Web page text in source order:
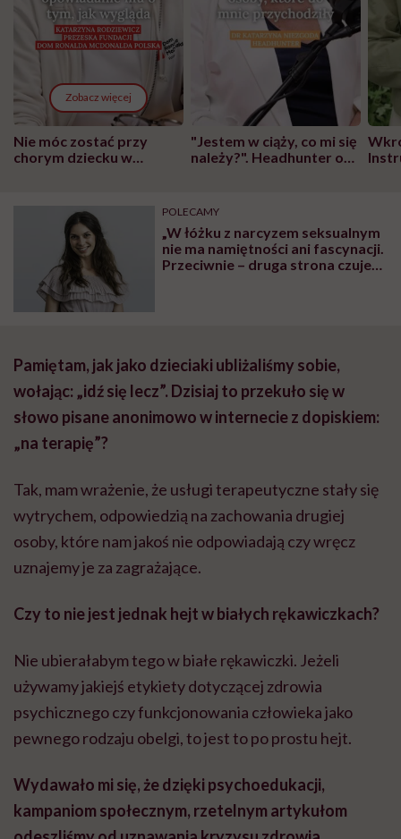
Zobacz więcej
Nie móc zostać przy
chorym dziecku w
głupota i brak
wyobraźni"
"Jestem w ciąży, co mi się
należy?". Headhunter o
pracy
POLECAMY
„W łóżku z narcyzem seksualnym
nie ma namiętności ani fascynacji.
Przeciwnie – druga strona czuje
Pamiętam, jak jako dzieciaki ubliżaliśmy sobie,
wołając: „idź się lecz”. Dzisiaj to przekuło się w
słowo pisane anonimowo w internecie z dopiskiem:
„na terapię”?
Tak, mam wrażenie, że usługi terapeutyczne stały się
wytrychem, odpowiedzią na zachowania drugiej
osoby, które nam jakoś nie odpowiadają czy wręcz
uznajemy je za zagrażające.
Czy to nie jest jednak hejt w białych rękawiczkach?
Nie ubierałabym tego w białe rękawiczki. Jeżeli
używamy jakiejś etykiety dotyczącej zdrowia
psychicznego czy funkcjonowania człowieka jako
pewnego rodzaju obelgi, to jest to po prostu hejt.
Wydawało mi się, że dzięki psychoedukacji,
kampaniom społecznym, rzetelnym artykułom